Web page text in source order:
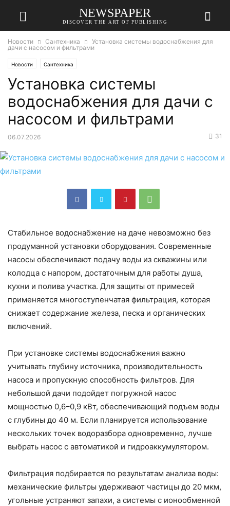
NEWSPAPER
DISCOVER THE ART OF PUBLISHING
Новости Сантехника
Установка системы водоснабжения для
дачи с насосом и фильтрами
Новости Сантехника
Установка системы
водоснабжения для дачи с
насосом и фильтрами
06.07.2026 31
Стабильное водоснабжение на даче невозможно без
продуманной установки оборудования. Современные
насосы обеспечивают подачу воды из скважины или
колодца с напором, достаточным для работы душа,
кухни и полива участка. Для защиты от примесей
применяется многоступенчатая фильтрация, которая
снижает содержание железа, песка и органических
включений.
При установке системы водоснабжения важно
учитывать глубину источника, производительность
насоса и пропускную способность фильтров. Для
небольшой дачи подойдет погружной насос
мощностью 0,6–0,9 кВт, обеспечивающий подъем воды
с глубины до 40 м. Если планируется использование
нескольких точек водоразбора одновременно, лучше
выбрать насос с автоматикой и гидроаккумулятором.
Фильтрация подбирается по результатам анализа воды:
механические фильтры удерживают частицы до 20 мкм,
угольные устраняют запахи, а системы с ионообменной